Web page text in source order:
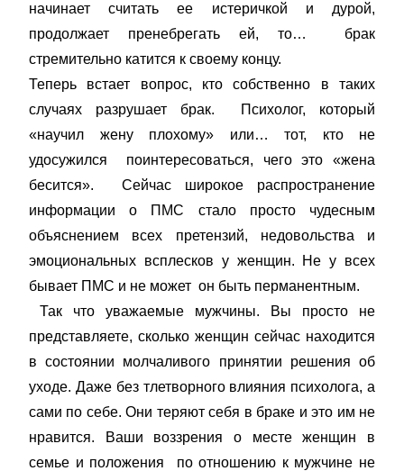
начинает считать ее истеричкой и дурой,
продолжает пренебрегать ей, то… брак
стремительно катится к своему концу.
Теперь встает вопрос, кто собственно в таких
случаях разрушает брак. Психолог, который
«научил жену плохому» или… тот, кто не
удосужился поинтересоваться, чего это «жена
бесится». Сейчас широкое распространение
информации о ПМС стало просто чудесным
объяснением всех претензий, недовольства и
эмоциональных всплесков у женщин. Не у всех
бывает ПМС и не может он быть перманентным.
Так что уважаемые мужчины. Вы просто не
представляете, сколько женщин сейчас находится
в состоянии молчаливого принятии решения об
уходе. Даже без тлетворного влияния психолога, а
сами по себе. Они теряют себя в браке и это им не
нравится. Ваши воззрения о месте женщин в
семье и положения по отношению к мужчине не